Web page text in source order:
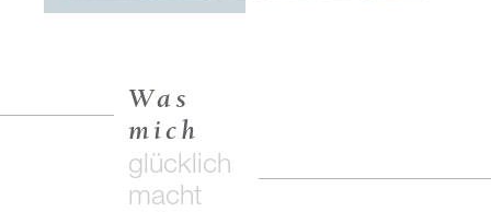
Was
mich
glücklich
macht